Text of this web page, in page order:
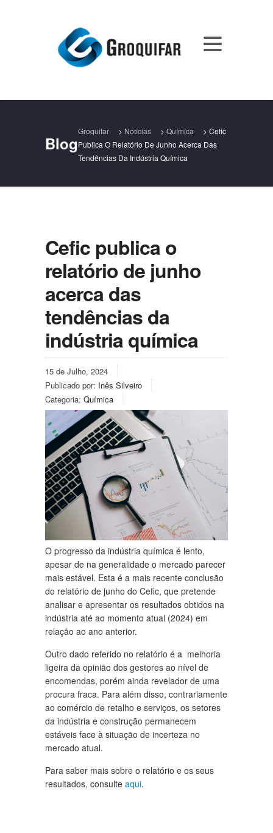
Blog
Groquifar > Notícias > Química > Cefic
Publica O Relatório De Junho Acerca Das
Tendências Da Indústria Química
Cefic publica o
relatório de junho
acerca das
tendências da
indústria química
15 de Julho, 2024
Publicado por: Inês Silveiro
Categoria: Química
O progresso da indústria química é lento,
apesar de na generalidade o mercado parecer
mais estável. Esta é a mais recente conclusão
do relatório de junho do Cefic, que pretende
analisar e apresentar os resultados obtidos na
indústria até ao momento atual (2024) em
relação ao ano anterior.
Outro dado referido no relatório é a melhoria
ligeira da opinião dos gestores ao nível de
encomendas, porém ainda revelador de uma
procura fraca. Para além disso, contrariamente
ao comércio de retalho e serviços, os setores
da indústria e construção permanecem
estáveis face à situação de incerteza no
mercado atual.
Para saber mais sobre o relatório e os seus
resultados, consulte aqui.